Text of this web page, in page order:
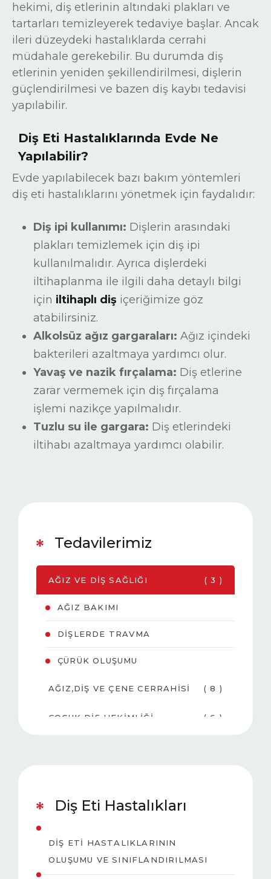
hekimi, diş etlerinin altındaki plakları ve
tartarları temizleyerek tedaviye başlar. Ancak
ileri düzeydeki hastalıklarda cerrahi
müdahale gerekebilir. Bu durumda diş
etlerinin yeniden şekillendirilmesi, dişlerin
güçlendirilmesi ve bazen diş kaybı tedavisi
yapılabilir.
Diş Eti Hastalıklarında Evde Ne
Yapılabilir?
Evde yapılabilecek bazı bakım yöntemleri
diş eti hastalıklarını yönetmek için faydalıdır:
Diş ipi kullanımı: Dişlerin arasındaki
plakları temizlemek için diş ipi
kullanılmalıdır. Ayrıca dişlerdeki
iltihaplanma ile ilgili daha detaylı bilgi
için iltihaplı diş içeriğimize göz
atabilirsiniz.
Alkolsüz ağız gargaraları: Ağız içindeki
bakterileri azaltmaya yardımcı olur.
Yavaş ve nazik fırçalama: Diş etlerine
zarar vermemek için diş fırçalama
işlemi nazikçe yapılmalıdır.
Tuzlu su ile gargara: Diş etlerindeki
iltihabı azaltmaya yardımcı olabilir.
Tedavilerimiz
AĞIZ VE DIŞ SAĞLIĞI ( 3 )
AĞIZ BAKIMI
DIŞLERDE TRAVMA
ÇÜRÜK OLUŞUMU
AĞIZ,DIŞ VE ÇENE CERRAHISI ( 8 )
ÇOCUK DIŞ HEKIMLIĞI ( 6 )
ORTODONTI
Diş Eti Hastalıkları
DIŞ ETI HASTALIKLARININ
OLUŞUMU VE SINIFLANDIRILMASI